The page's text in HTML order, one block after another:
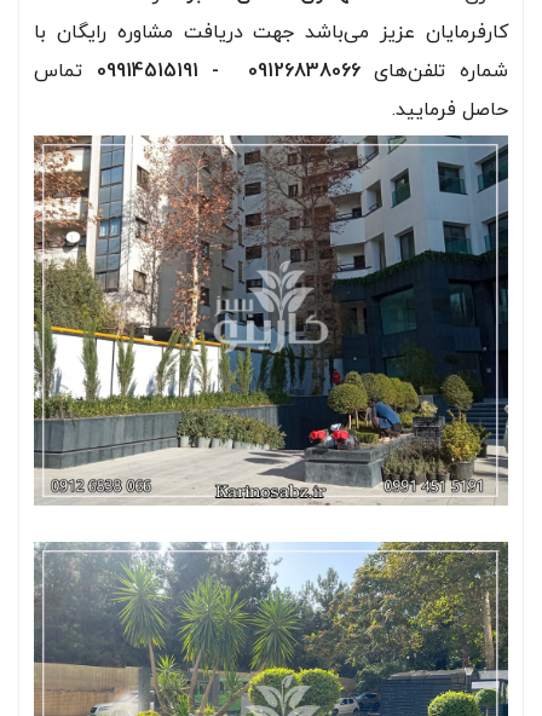
کارفرمایان عزیز می‌باشد جهت دریافت مشاوره رایگان با
شماره تلفن‌های09126838066
- 09914515191
تماس
حاصل فرمایید.